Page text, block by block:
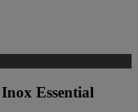
Essential